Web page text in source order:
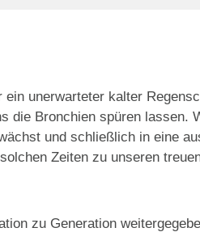
unerwarteter kalter
die Bronchien spüren lassen.
und schließlich in eine
Zeiten zu unseren
zu Generation